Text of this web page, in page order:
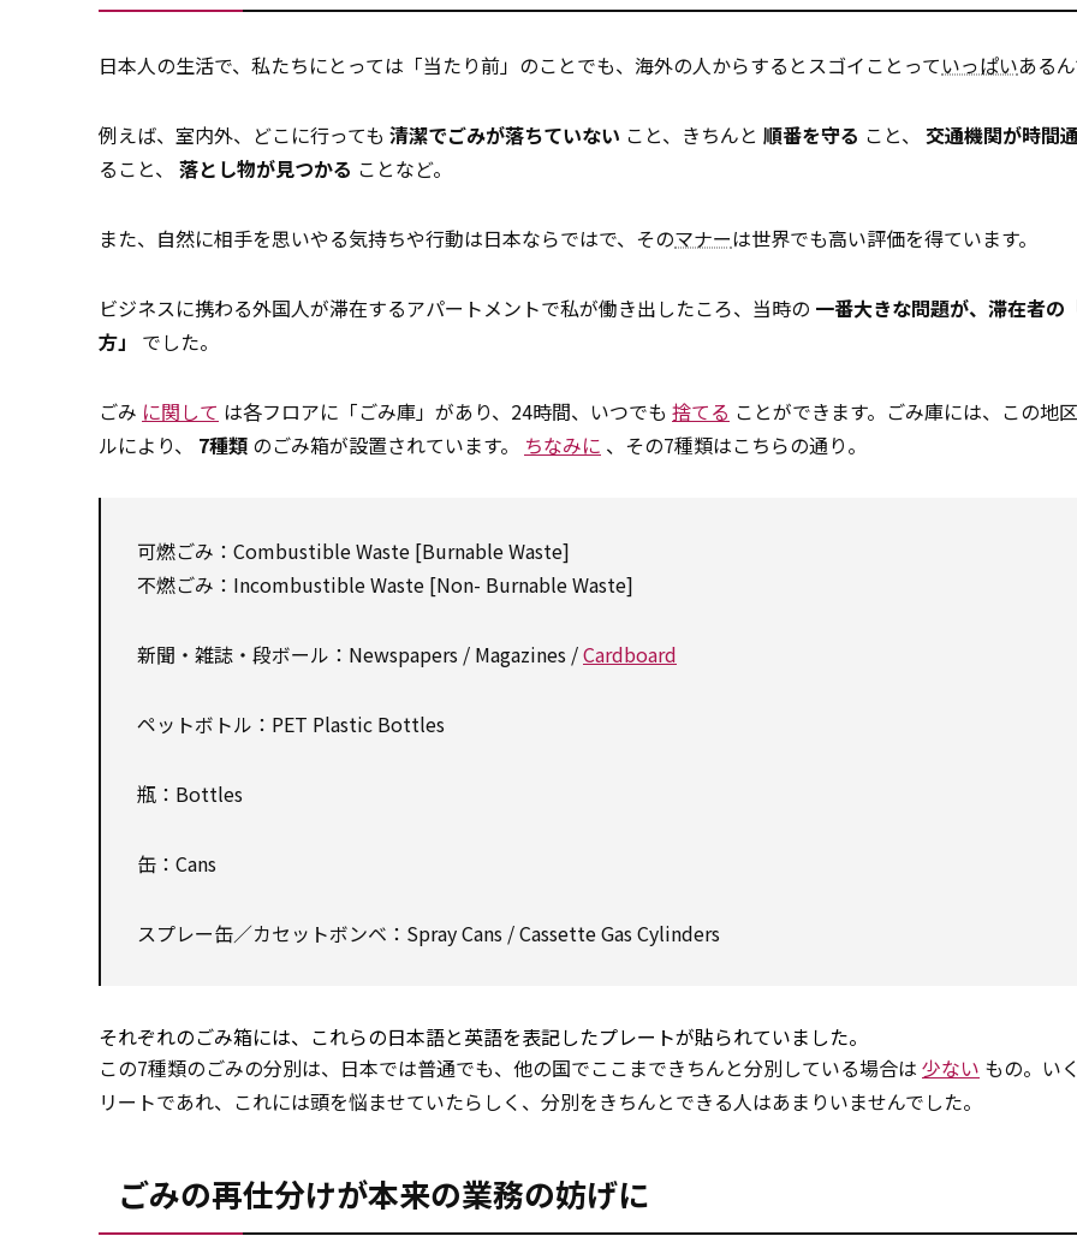
日本人の生活で、私たちにとっては「当たり前」のことでも、海外の人からするとスゴイことっていっぱいあるん
例えば、室内外、どこに行っても 清潔でごみが落ちていない こと、きちんと 順番を守る こと、 交通機関が時間
ること、 落とし物が見つかる ことなど。
また、自然に相手を思いやる気持ちや行動は日本ならではで、そのマナーは世界でも高い評価を得ています。
ビジネスに携わる外国人が滞在するアパートメントで私が働き出したころ、当時の 一番大きな問題が、滞在者の
方」
でした。
ごみ に関して は各フロアに「ごみ庫」があり、24時間、いつでも 捨てる ことができます。ごみ庫には、この地
ルにより、 7種類 のごみ箱が設置されています。 ちなみに 、その7種類はこちらの通り。
可燃ごみ：Combustible Waste [Burnable Waste]
不燃ごみ：Incombustible Waste [Non- Burnable Waste]
新聞・雑誌・段ボール：Newspapers / Magazines /Cardboard
ペットボトル：PET Plastic Bottles
瓶：Bottles
缶：Cans
スプレー缶／カセットボンベ：Spray Cans / Cassette Gas Cylinders
それぞれのごみ箱には、これらの日本語と英語を表記したプレートが貼られていました。
この7種類のごみの分別は、日本では普通でも、他の国でここまできちんと分別している場合は 少ない もの。い
リートであれ、これには頭を悩ませていたらしく、分別をきちんとできる人はあまりいませんでした。
ごみの再仕分けが本来の業務の妨げに